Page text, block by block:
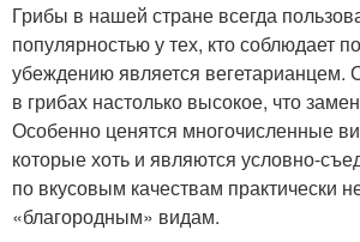
Грибы в нашей стране всегда
популярностью у тех, кто соблюдает
убеждению является вегетарианцем.
в грибах настолько высокое, что
Особенно ценятся многочисленные
которые хоть и являются условно-
по вкусовым качествам практически
«благородным» видам.